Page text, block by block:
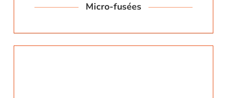
Micro-fusées